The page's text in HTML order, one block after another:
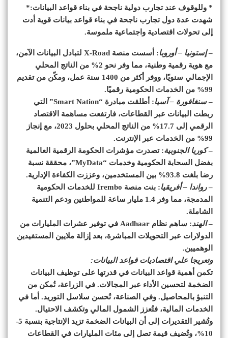
* وللوقوف عند تجارب دولية ناجحة في بناء قواعد البيانات:*
شهدت عدة دول تجارب ناجحة في بناء قواعد بيانات قوية أدت
إلى تحولات اقتصادية واجتماعية ملموسة.
–إستونيا – أوروبا
: أسست منصة X-Road لتبادل البيانات الآمن،
مع هوية رقمية وطنية، مما وفر نحو 2% من الناتج المحلي
الإجمالي سنويًا، ووفر أكثر من 1400 سنة عمل، ومكّن من تقديم
99% من الخدمات الحكومية رقميًا.
–سنغافورة – آسيا
: أطلقت مبادرة “Smart Nation” التي
ربطت البيانات عبر القطاعات، فارتفعت مساهمة الاقتصاد
الرقمي إلى 17.7% من الناتج المحلي بحلول 2023، مع إنجاز
99% من الخدمات عبر الإنترنت.
–كوريا الجنوبية: تصدرت مؤشرات الحكومة الرقمية العالمية
بفضل السحابة الحكومية وخدمات “MyData”، محققة نسبة
رضا بلغت 93.8% بين المستخدمين، وعززت الكفاءة الإدارية.
–رواندا – أفريقيا
: بنت منصة Irembo للخدمات الحكومية
المدمجة، مما وفر 1.4 مليار ساعة للمواطنين ودعم التنمية
الشاملة.
–الهند
: ساهم نظام Aadhaar في توفير عشرات المليارات من
الدولارات عبر التحويلات المباشرة، بعد إزالة ملايين المستفيدين
الوهميين.
وتعريجا علي اقتصاديات قواعد البيانات:
تكمن أهمية قواعد البيانات في قدرتها على توظيف البيانات
الضخمة لتحسين الأداء عبر المجالات. في الزراعة، تُمكن من
التنبؤ بالمحاصيل. وفي الصناعة، تُحسن سلاسل التوريد. أما في
الخدمات المالية، فتُعزز الشمول المالي وتكشف الاحتيال.
وتُشير التقديرات إلى أن البيانات الضخمة تزيد الإنتاجية بنسبة 5-
10%، وتُضيف قيمة تصل إلى مئات المليارات في القطاعات